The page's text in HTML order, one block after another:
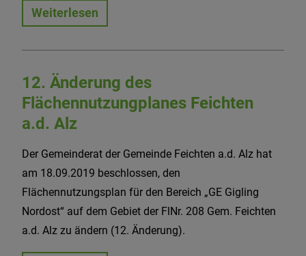
Weiterlesen
12. Änderung des
Flächennutzungplanes Feichten
a.d. Alz
Der Gemeinderat der Gemeinde Feichten a.d. Alz hat
am 18.09.2019 beschlossen, den
Flächennutzungsplan für den Bereich „GE Gigling
Nordost“ auf dem Gebiet der FlNr. 208 Gem. Feichten
a.d. Alz zu ändern (12. Änderung).